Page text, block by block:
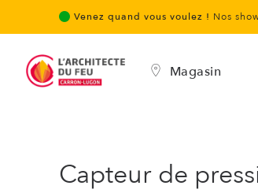
Venez quand vous voulez ! Nos
Magasin
Capteur de